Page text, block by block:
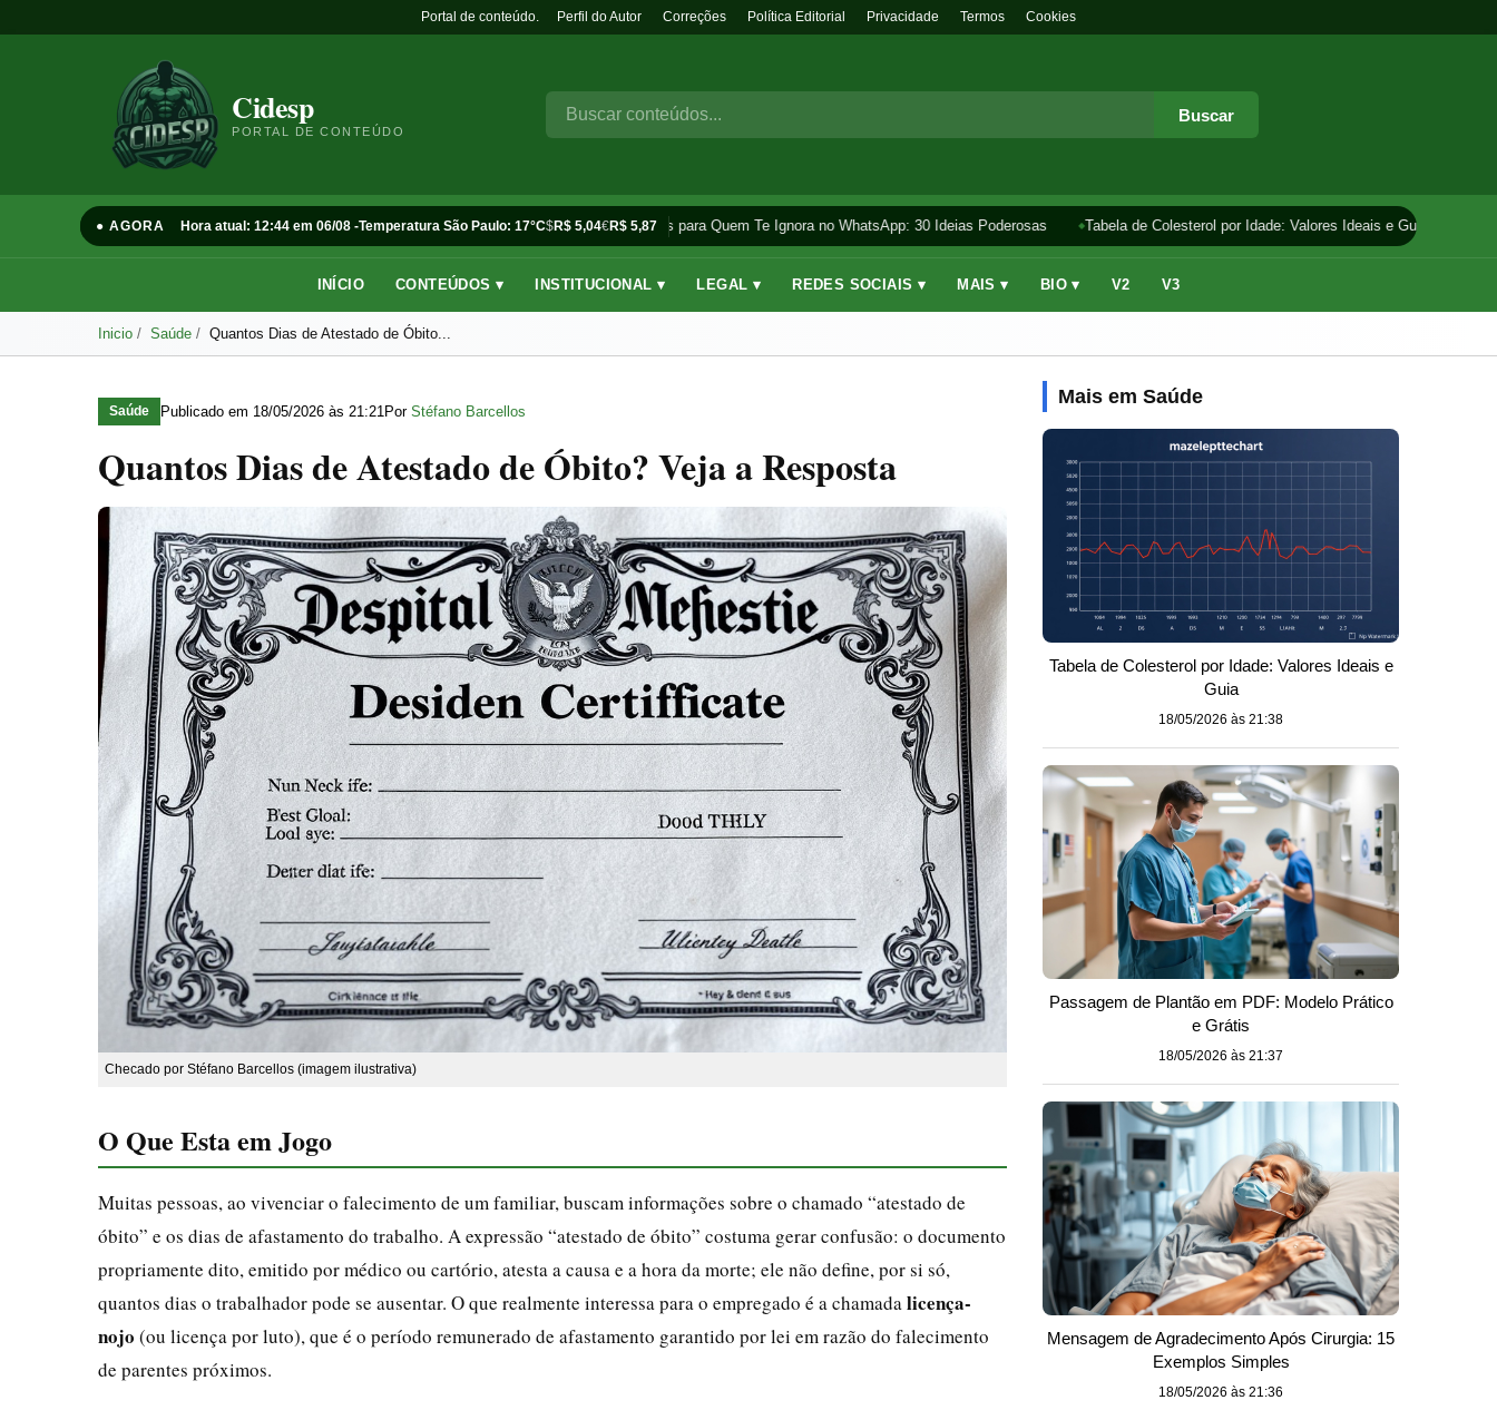
Portal de conteúdo. Perfil do Autor Correções Política Editorial Privacidade Termos Cookies
Cidesp
PORTAL DE CONTEÚDO
Buscar
● AGORA Hora atual: 12:44 em 06/08 -Temperatura São Paulo: 17°C$R$ 5,04€R$ 5,87
Frases para Quem Te Ignora no WhatsApp: 30 Ideias Poderosas Tabela de Colesterol por Idade: Valores Ideais e Guia
INÍCIO CONTEÚDOS ▾ INSTITUCIONAL ▾ LEGAL ▾ REDES SOCIAIS ▾ MAIS ▾ BIO ▾ V2 V3
Inicio Saúde Quantos Dias de Atestado de Óbito...
Saúde Publicado em 18/05/2026 às 21:21 Por Stéfano Barcellos
Quantos Dias de Atestado de Óbito? Veja a Resposta
Checado por Stéfano Barcellos (imagem ilustrativa)
O Que Esta em Jogo
Muitas pessoas, ao vivenciar o falecimento de um familiar, buscam informações sobre o chamado “atestado de
óbito” e os dias de afastamento do trabalho. A expressão “atestado de óbito” costuma gerar confusão: o documento
propriamente dito, emitido por médico ou cartório, atesta a causa e a hora da morte; ele não define, por si só,
quantos dias o trabalhador pode se ausentar. O que realmente interessa para o empregado é a chamada licença-
nojo (ou licença por luto), que é o período remunerado de afastamento garantido por lei em razão do falecimento
de parentes próximos.
Mais em Saúde
Tabela de Colesterol por Idade: Valores Ideais e
Guia
18/05/2026 às 21:38
Passagem de Plantão em PDF: Modelo Prático
e Grátis
18/05/2026 às 21:37
Mensagem de Agradecimento Após Cirurgia: 15
Exemplos Simples
18/05/2026 às 21:36